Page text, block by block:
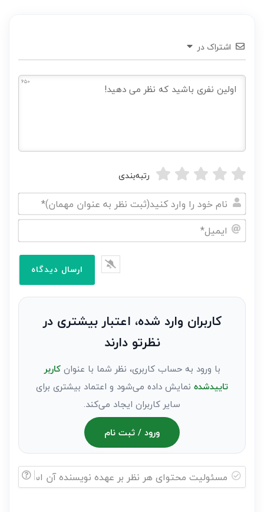
اشتراک در
650
رتبه‌بندی
نام
خود
نظر
کاربران وارد شده، اعتبار بیشتری در
نظرتو دارند
با ورود به حساب کاربری، نظر شما با عنوانکاربر
تاییدشده نمایش داده می‌شود و اعتماد بیشتری برای
سایر کاربران ایجاد می‌کند.
ورود / ثبت نام